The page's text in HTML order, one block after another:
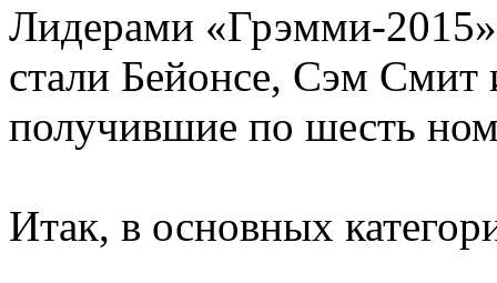
Лидерами «Грэмми-
стали Бейонсе, Сэм
получившие по шесть
Итак, в основных